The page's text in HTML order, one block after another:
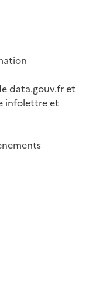
data.gouv.fr et
infolettre et